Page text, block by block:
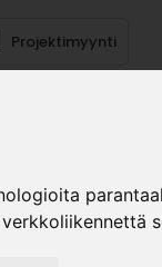
Projektimyynti